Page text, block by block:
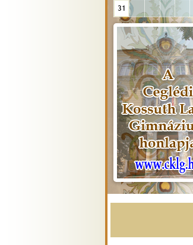
31